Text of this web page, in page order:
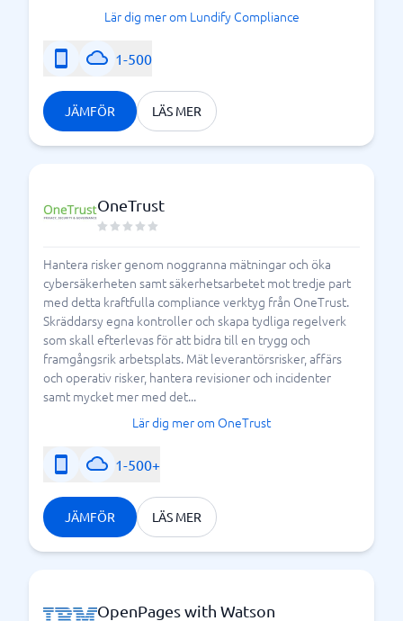
Lär dig mer om Lundify Compliance
1-500
JÄMFÖR LÄS MER
OneTrust
Hantera risker genom noggranna mätningar och öka
cybersäkerheten samt säkerhetsarbetet mot tredje part
med detta kraftfulla compliance verktyg från OneTrust.
Skräddarsy egna kontroller och skapa tydliga regelverk
som skall efterlevas för att bidra till en trygg och
framgångsrik arbetsplats. Mät leverantörsrisker, affärs
och operativ risker, hantera revisioner och incidenter
samt mycket mer med det...
Lär dig mer om OneTrust
1-500+
JÄMFÖR LÄS MER
OpenPages with Watson